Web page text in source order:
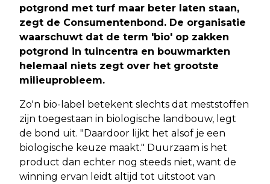
potgrond met turf maar beter laten staan,
zegt de Consumentenbond. De organisatie
waarschuwt dat de term 'bio' op zakken
potgrond in tuincentra en bouwmarkten
helemaal niets zegt over het grootste
milieuprobleem.
Zo'n bio-label betekent slechts dat meststoffen
zijn toegestaan in biologische landbouw, legt
de bond uit. "Daardoor lijkt het alsof je een
biologische keuze maakt." Duurzaam is het
product dan echter nog steeds niet, want de
winning ervan leidt altijd tot uitstoot van